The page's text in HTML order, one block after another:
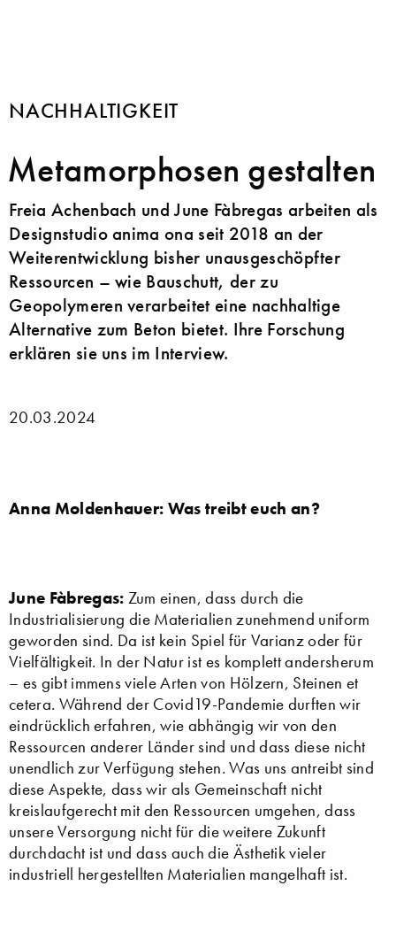
NACHHALTIGKEIT
Metamorphosen gestalten
Freia Achenbach und June Fàbregas arbeiten als
Designstudio anima ona seit 2018 an der
Weiterentwicklung bisher unausgeschöpfter
Ressourcen – wie Bauschutt, der zu
Geopolymeren verarbeitet eine nachhaltige
Alternative zum Beton bietet. Ihre Forschung
erklären sie uns im Interview.
20.03.2024
Anna Moldenhauer: Was treibt euch an?
June Fàbregas: Zum einen, dass durch die
Industrialisierung die Materialien zunehmend uniform
geworden sind. Da ist kein Spiel für Varianz oder für
Vielfältigkeit. In der Natur ist es komplett andersherum
– es gibt immens viele Arten von Hölzern, Steinen et
cetera. Während der Covid19-Pandemie durften wir
eindrücklich erfahren, wie abhängig wir von den
Ressourcen anderer Länder sind und dass diese nicht
unendlich zur Verfügung stehen. Was uns antreibt sind
diese Aspekte, dass wir als Gemeinschaft nicht
kreislaufgerecht mit den Ressourcen umgehen, dass
unsere Versorgung nicht für die weitere Zukunft
durchdacht ist und dass auch die Ästhetik vieler
industriell hergestellten Materialien mangelhaft ist.